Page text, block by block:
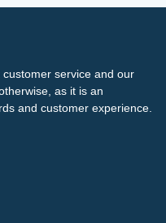
service and our
as it is an
and customer experience.